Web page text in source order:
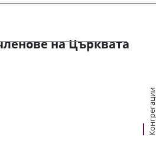
на Църквата
Конгрегации